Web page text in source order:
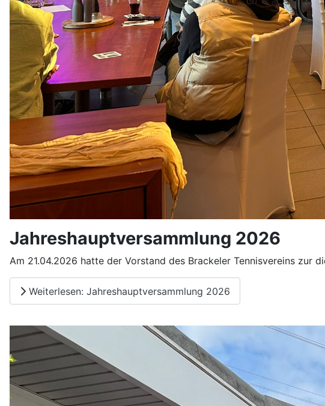
Jahreshauptversammlung 2026
Am 21.04.2026 hatte der Vorstand des Brackeler Tennisvereins zur
Weiterlesen: Jahreshauptversammlung 2026